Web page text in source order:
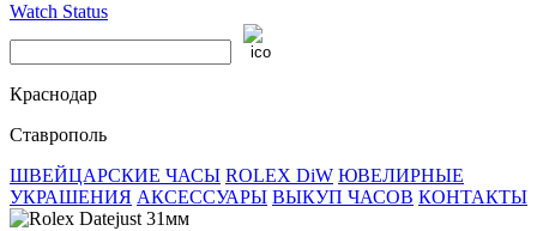
Watch Status
Краснодар
Ставрополь
ШВЕЙЦАРСКИЕ ЧАСЫ ROLEX DiW ЮВЕЛИРНЫЕ
УКРАШЕНИЯ АКСЕССУАРЫ ВЫКУП ЧАСОВ КОНТАКТЫ